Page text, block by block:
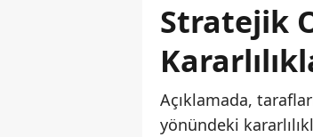
Stratejik
Açıklamada,
yönündeki